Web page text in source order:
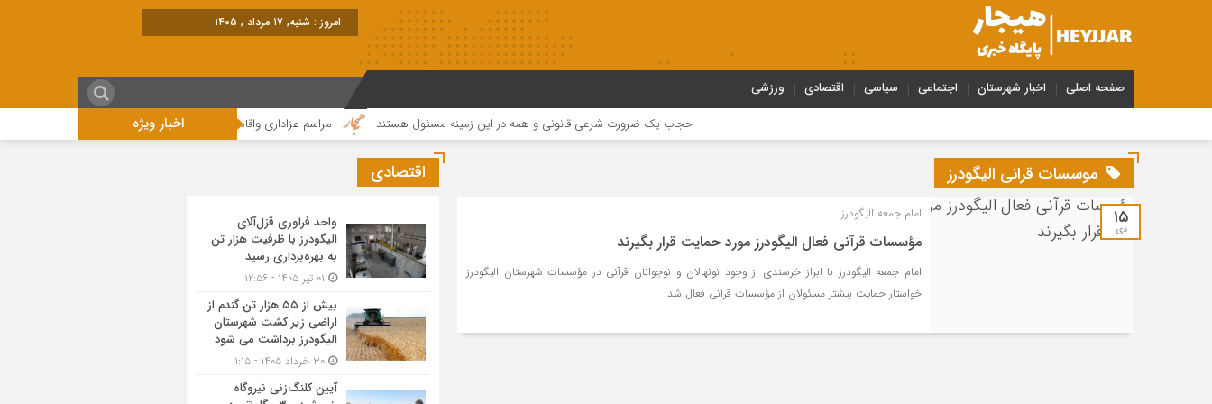
امروز : شنبه, ۱۷ مرداد , ۱۴۰۵
صفحه اصلی اخبار شهرستان اجتماعی سیاسی اقتصادی ورزشی
اخبار ویژه حجاب یک ضرورت شرعی قانونی و همه در این زمینه مسئول هستند مراسم عزاداری واقامه نماز در روز عاشورای حسینی در الیگودرز برگزار شد+تصویر
موسسات قرانی الیگودرز
۱۵
دی
امام جمعه الیگودرز:
مؤسسات قرآنی فعال الیگودرز مورد حمایت قرار بگیرند
امام جمعه الیگودرز با ابراز خرسندی از وجود نونهالان و نوجوانان قرآنی در مؤسسات شهرستان الیگودرز
خواستار حمایت بیشتر مسئولان از مؤسسات قرآنی فعال شد.
اقتصادی
واحد فراوری قزل‌آلای
الیگودرز با ظرفیت هزار تن
به بهره‌برداری رسید
بیش از ۵۵ هزار تن گندم از
اراضی زیر کشت شهرستان
الیگودرز برداشت می شود
آیین کلنگ‌زنی نیروگاه